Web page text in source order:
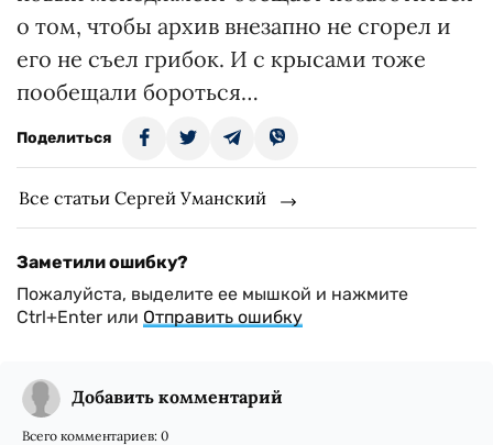
о том, чтобы архив внезапно не сгорел и
его не съел грибок. И с крысами тоже
пообещали бороться…
Поделиться
Все статьи Сергей Уманский
Заметили ошибку?
Пожалуйста, выделите ее мышкой и нажмите
Ctrl+Enter или Отправить ошибку
Добавить комментарий
Всего комментариев: 0